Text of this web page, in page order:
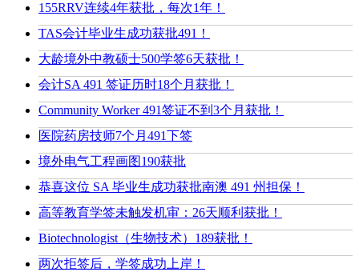
155RRV连续4年获批，每次1年！
TAS会计毕业生成功获批491！
大龄境外中教硕士500学签6天获批！
会计SA 491 签证历时18个月获批！
Community Worker 491签证不到3个月获批！
医院药房技师7个月491下签
境外电气工程画图190获批
恭喜这位 SA 毕业生成功获批南澳 491 州担保！
高等教育学签未触发机审：26天顺利获批！
Biotechnologist（生物技术）189获批！
两次拒签后，学签成功上岸！